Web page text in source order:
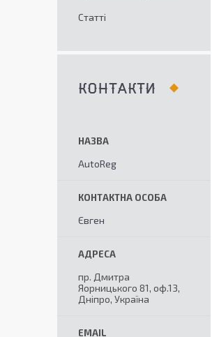
Статті
КОНТАКТИ
AutoReg
Євген
пр. Дмитра
Яорницького 81, оф.13,
Дніпро, Україна